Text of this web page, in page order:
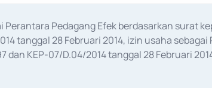
Pedagang Efek berdasarkan surat
tanggal 28 Februari 2014, izin usaha
dan KEP-07/D.04/2014 tanggal 28 Februari